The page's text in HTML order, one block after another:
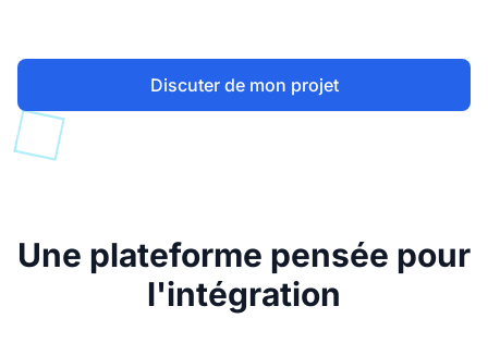
Discuter de mon projet
Une plateforme pensée pour
l'intégration